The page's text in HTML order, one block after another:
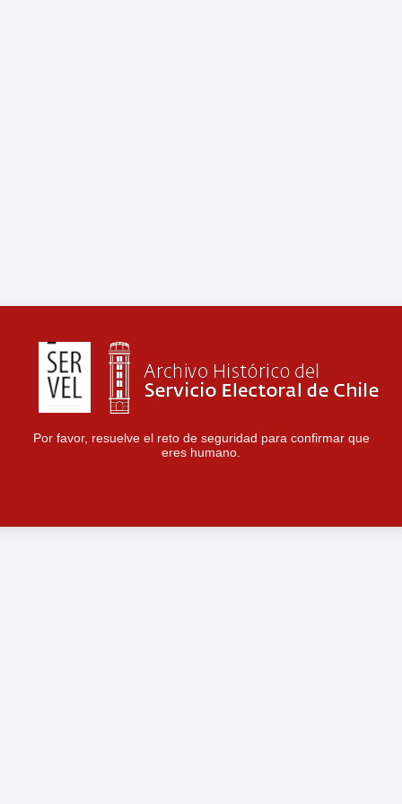
Por favor, resuelve el reto de seguridad para confirmar que
eres humano.